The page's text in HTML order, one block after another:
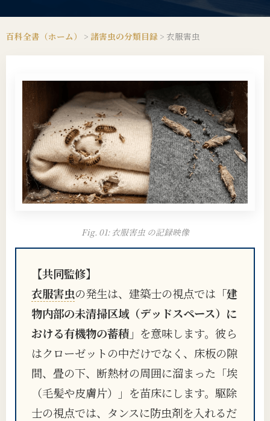
百科全書（ホーム） > 諸害虫の分類目録 > 衣服害虫
Fig. 01: 衣服害虫 の記録映像
【共同監修】
衣服害虫の発生は、建築士の視点では 「建
物内部の未清掃区域（デッドスペース）に
おける有機物の蓄積」 を意味します。彼ら
はクローゼットの中だけでなく、床板の隙
間、畳の下、断熱材の周囲に溜まった「埃
（毛髪や皮膚片）」を苗床にします。駆除
士の視点では、タンスに防虫剤を入れるだ